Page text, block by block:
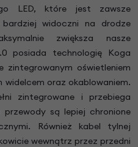
LED, które jest zawsze
widoczni na drodze
zwiększa nasze
posiada technologię Koga
zintegrowanym oświetleniem
widelcem oraz okablowaniem.
zintegrowane i przebiega
są lepiej chronione
Również kabel tylnej
wewnątrz przez przedni